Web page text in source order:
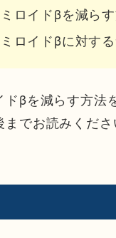
ロイドβを減ら
ロイドβに対す
ドβを減らす方法
でお読みくださ